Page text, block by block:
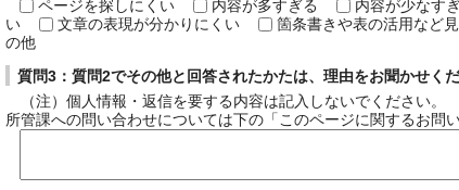
ページを探しにくい
内容が多すぎる 内容が少なす
い
文章の表現が分かりにくい 箇条書きや表の活用など
の他
質問3：質問2でその他と回答されたかたは、理由をお聞かせくだ
（注）個人情報・返信を要する内容は記入しないでください。
所管課への問い合わせについては下の「このページに関するお問い